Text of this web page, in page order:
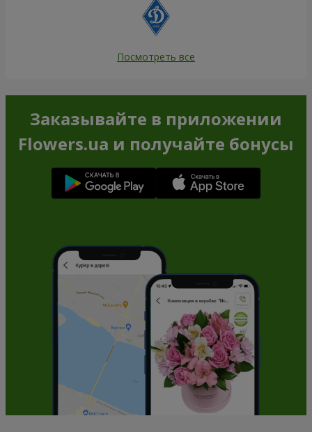
Посмотреть все
Заказывайте в приложении
Flowers.ua и получайте бонусы